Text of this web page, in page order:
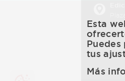
Esta
Puedes
tus
Más